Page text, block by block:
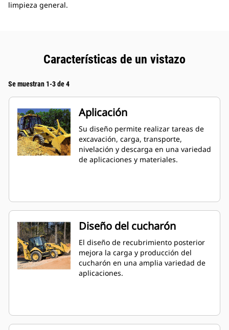
limpieza general.
Características de un vistazo
Se muestran 1-3 de 4
Aplicación
Su diseño permite realizar tareas de
excavación, carga, transporte,
nivelación y descarga en una variedad
de aplicaciones y materiales.
Diseño del cucharón
El diseño de recubrimiento posterior
mejora la carga y producción del
cucharón en una amplia variedad de
aplicaciones.